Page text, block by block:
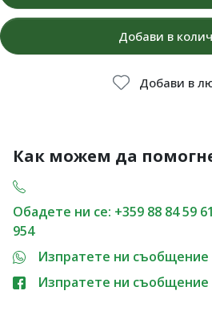
Добави в
Добави в
Как можем да
Обадете ни се: +359 88 84 59
954
Изпратете ни съобщение
Изпратете ни съобщение